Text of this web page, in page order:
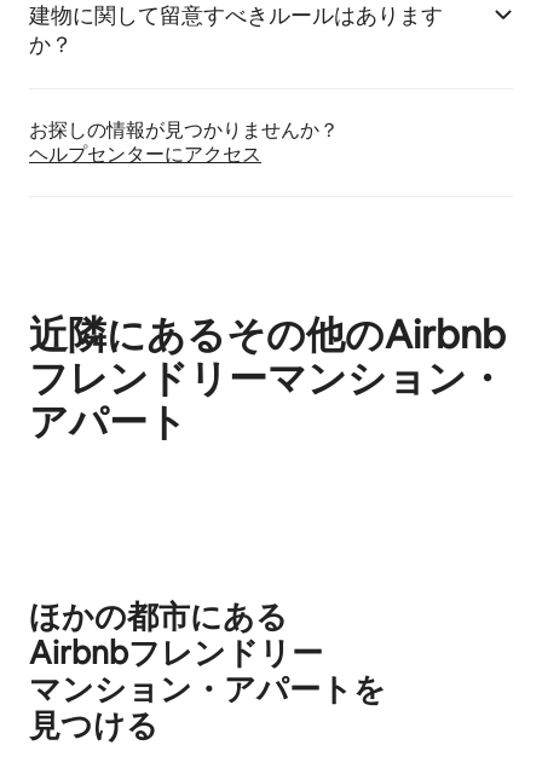
建物に関して留意すべきルールはあります
か？
お探しの情報が見つかりませんか？
ヘルプセンターにア⁠ク⁠セ⁠ス
近隣にあるその他のAirbnb
フレンドリーマンション・
アパート
ほかの都市にある
Airbnb⁠フ⁠レ⁠ン⁠ド⁠リ⁠ー
マ⁠ン⁠シ⁠ョ⁠ン⁠・ア⁠パ⁠ー⁠ト⁠を
見⁠つ⁠け⁠る